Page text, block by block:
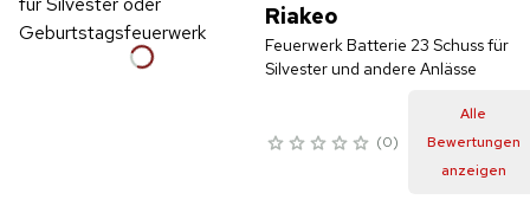
Riakeo
Feuerwerk Batterie 23 Schuss für
Silvester und andere Anlässe
0
Alle
Bewertungen
anzeigen